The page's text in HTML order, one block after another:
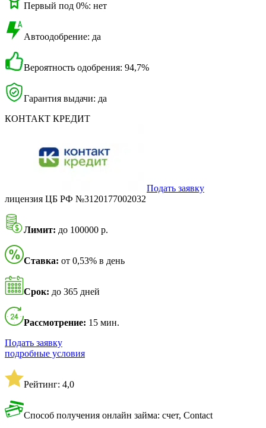
Первый под 0%: нет
Автоодобрение: да
Вероятность одобрения: 94,7%
Гарантия выдачи: да
КОНТАКТ КРЕДИТ
Подать заявку
лицензия ЦБ РФ №3120177002032
Лимит: до 100000 р.
Ставка: от 0,53% в день
Срок: до 365 дней
Рассмотрение: 15 мин.
Подать заявку
подробные условия
Рейтинг: 4,0
Способ получения онлайн займа: счет, Contact